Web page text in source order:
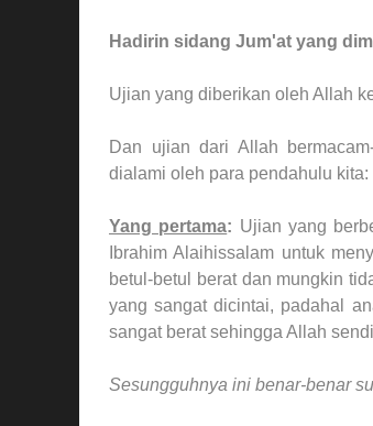
Hadirin sidang Jum'at yang
Ujian yang diberikan oleh Allah
Dan ujian dari Allah
dialami oleh para pendahulu kita:
Yang pertama: Ujian yang
Ibrahim Alaihissalam untuk
betul-betul berat dan mungkin
yang sangat dicintai, padahal
sangat berat sehingga Allah
Sesungguhnya ini benar-benar